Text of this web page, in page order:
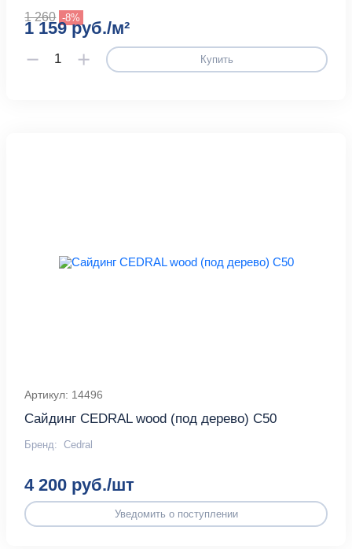
1 260 -8%
1 159 руб./м²
Купить
Артикул: 14496
Сайдинг CEDRAL wood (под дерево) С50
Бренд: Cedral
4 200 руб./шт
Уведомить о поступлении